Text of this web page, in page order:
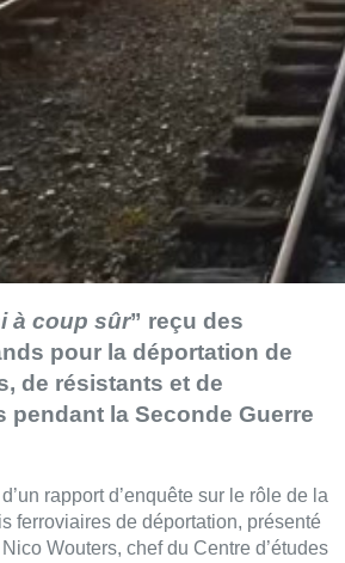
à coup sûr” reçu des
pour la déportation de
de résistants et de
pendant la Seconde Guerre
rapport d’enquête sur le rôle de la
ferroviaires de déportation, présenté
Wouters, chef du Centre d’études